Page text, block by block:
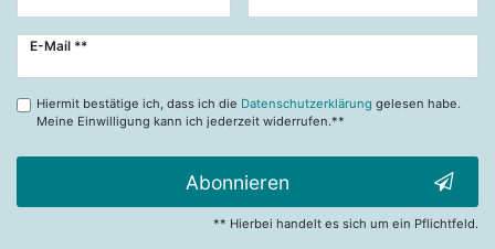
E-Mail **
Newsletter
Hiermit bestätige ich, dass ich die Datenschutzerklärung gelesen habe.
Meine Einwilligung kann ich jederzeit widerrufen.**
Abonnieren
** Hierbei handelt es sich um ein Pflichtfeld.